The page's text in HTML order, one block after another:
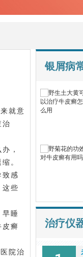
就意
治
，
。
感
这些
睡
皮癣
院治
银屑病
治疗仪